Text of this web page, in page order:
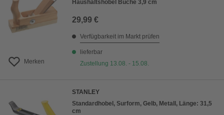
Preis absteigend
Merken
Haushaltshobel Buche 3,9 cm
29,99 €
Verfügbarkeit im Markt prüfen
lieferbar
Zustellung 13.08. - 15.08.
STANLEY
Standardhobel, Surform, Gelb, Metall, Länge: 31,5
cm